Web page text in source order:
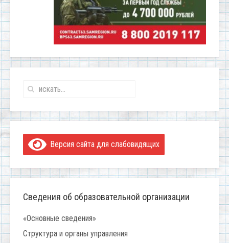
Версия сайта для слабовидящих
Сведения об образовательной организации
«Основные сведения»
Структура и органы управления